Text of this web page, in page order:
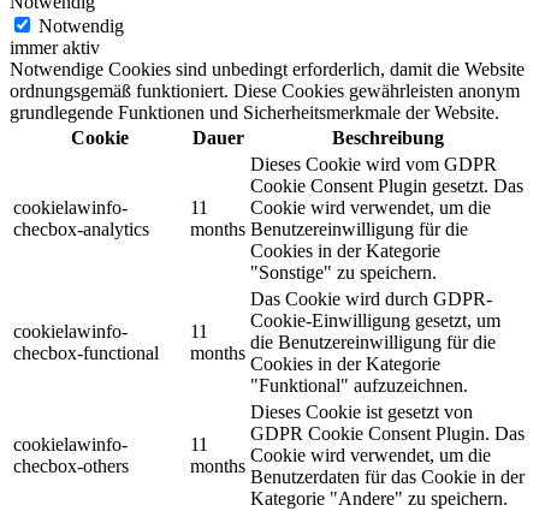
Notwendig
immer aktiv
Notwendige Cookies sind unbedingt erforderlich, damit die Website
ordnungsgemäß funktioniert. Diese Cookies gewährleisten anonym
grundlegende Funktionen und Sicherheitsmerkmale der Website.
Cookie
Dauer Beschreibung
cookielawinfo-
checbox-analytics
11
months
Dieses Cookie wird vom GDPR
Cookie Consent Plugin gesetzt. Das
Cookie wird verwendet, um die
Benutzereinwilligung für die
Cookies in der Kategorie
"Sonstige" zu speichern.
cookielawinfo-
checbox-functional
11
months
Das Cookie wird durch GDPR-
Cookie-Einwilligung gesetzt, um
die Benutzereinwilligung für die
Cookies in der Kategorie
"Funktional" aufzuzeichnen.
cookielawinfo-
checbox-others
11
months
Dieses Cookie ist gesetzt von
GDPR Cookie Consent Plugin. Das
Cookie wird verwendet, um die
Benutzerdaten für das Cookie in der
Kategorie "Andere" zu speichern.